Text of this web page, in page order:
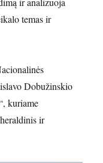
temas ir
Dobužinskio
kuriame
ir